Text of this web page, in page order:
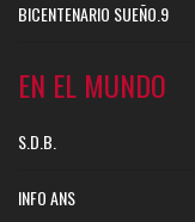
BICENTENARIO SUEÑO.9
EN EL MUNDO
S.D.B.
INFO ANS